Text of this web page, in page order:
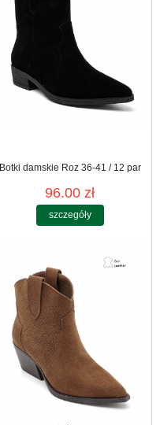
Botki damskie Roz 36-41 / 12 par
96.00 zł
szczegóły